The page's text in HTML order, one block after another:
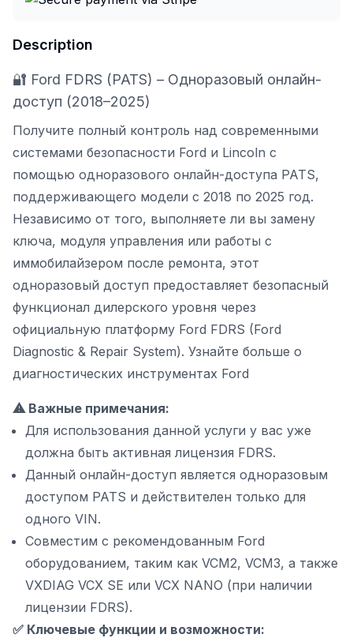
Description
🔐 Ford FDRS (PATS) – Одноразовый онлайн-
доступ (2018–2025)
Получите полный контроль над современными
системами безопасности Ford и Lincoln с
помощью одноразового онлайн-доступа PATS,
поддерживающего модели с 2018 по 2025 год.
Независимо от того, выполняете ли вы замену
ключа, модуля управления или работы с
иммобилайзером после ремонта, этот
одноразовый доступ предоставляет безопасный
функционал дилерского уровня через
официальную платформу Ford FDRS (Ford
Diagnostic & Repair System). Узнайте больше о
диагностических инструментах Ford
⚠ Важные примечания:
Для использования данной услуги у вас уже
должна быть активная лицензия FDRS.
Данный онлайн-доступ является одноразовым
доступом PATS и действителен только для
одного VIN.
Совместим с рекомендованным Ford
оборудованием, таким как VCM2, VCM3, а также
VXDIAG VCX SE или VCX NANO (при наличии
лицензии FDRS).
✅ Ключевые функции и возможности: